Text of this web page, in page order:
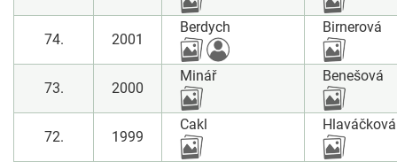
74. 2001
Berdych Birnerová
73. 2000
Minář Benešová
72. 1999
Cakl Hlaváčková